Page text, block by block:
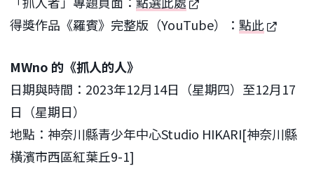
得獎作品《羅賓》完整版（YouTube）： 點此
MWno 的《抓人的人》
日期與時間：2023年12月14日（星期四）至12月17
日（星期日）
地點：神奈川縣青少年中心Studio HIKARI[神奈川縣
橫濱市西區紅葉丘9-1]